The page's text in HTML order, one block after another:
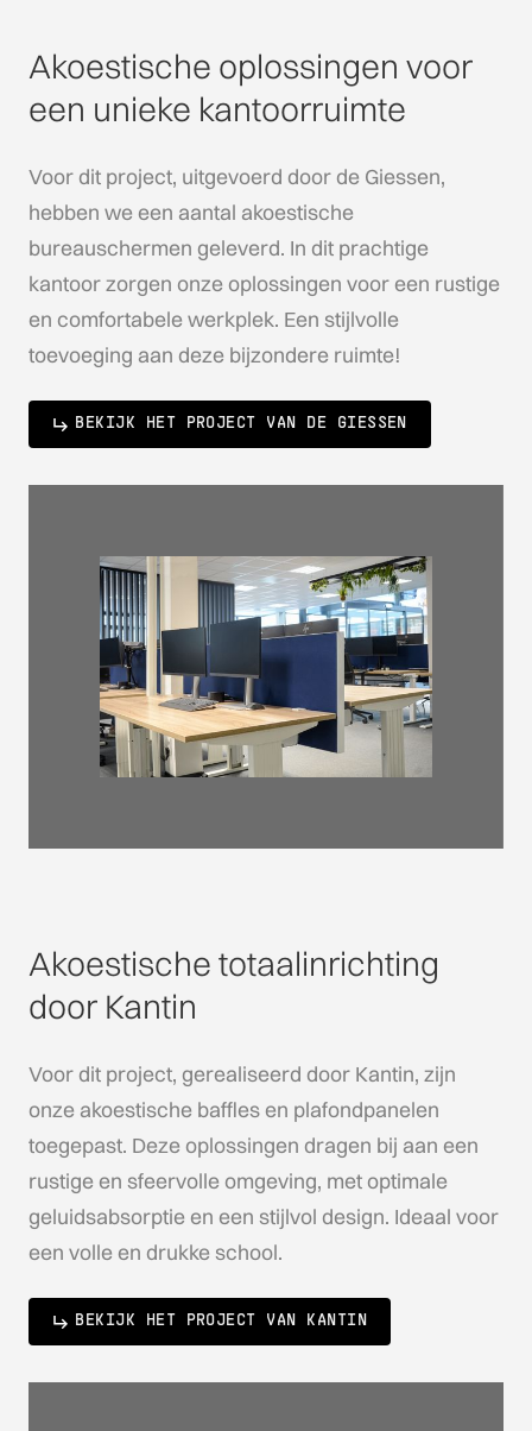
Akoestische oplossingen voor
een unieke kantoorruimte
Voor dit project, uitgevoerd door de Giessen,
hebben we een aantal akoestische
bureauschermen geleverd. In dit prachtige
kantoor zorgen onze oplossingen voor een rustige
en comfortabele werkplek. Een stijlvolle
toevoeging aan deze bijzondere ruimte!
BEKIJK HET PROJECT VAN DE GIESSEN
Akoestische totaalinrichting
door Kantin
Voor dit project, gerealiseerd door Kantin, zijn
onze akoestische baffles en plafondpanelen
toegepast. Deze oplossingen dragen bij aan een
rustige en sfeervolle omgeving, met optimale
geluidsabsorptie en een stijlvol design. Ideaal voor
een volle en drukke school.
BEKIJK HET PROJECT VAN KANTIN